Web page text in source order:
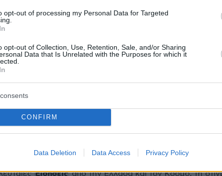
opt-out of processing my Personal Data for Targeted
opt-out of Collection, Use, Retention, Sale, and/or Sharing
Data that Is Unrelated with the Purposes for which it
CONFIRM
Data Deletion Data Access Privacy Policy
και ένα ερωτηματικό
της 9χρονης Τζωρτζίνας θα
των ανεξήγητων θανάτων
εγώ που τους πήρε ο Χάρος;» - Η κυνική
Ειδήσειςαπό την Ελλάδα και τον Κόσμο, τη